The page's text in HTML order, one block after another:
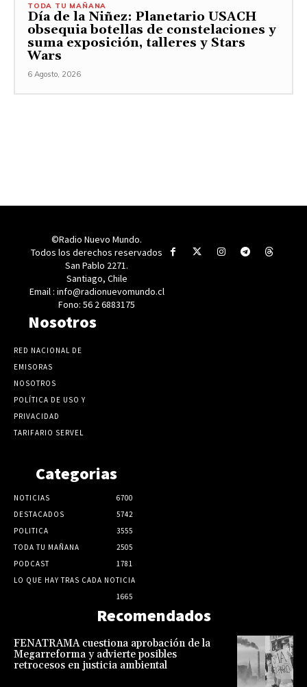
TODA TU MAÑANA
Día de la Niñez: Planetario USACH
obsequia botellas de constelaciones y
suma exposición, talleres y Stars
Wars
6 Agosto, 2026
©Radio Nuevo Mundo.
Todos los derechos reservados
San Pablo 2271.
Santiago, Chile
Email : info@radionuevomundo.cl
Fono: 56 2 6883175
Nosotros
RED NACIONAL DE
EMISORAS
NOSOTROS
POLÍTICA DE USO Y
PRIVACIDAD
TARIFARIO SERVEL
Categorias
NOTICIAS
6700
DESTACADOS
5742
POLITICA
3555
TODA TU MAÑANA
2505
PODCAST
1781
LO QUE HAY TRAS CADA NOTICIA
1665
Recomendados
FENATRAMA cuestiona aprobación de la
Megarreforma y advierte posibles
retrocesos en justicia ambiental